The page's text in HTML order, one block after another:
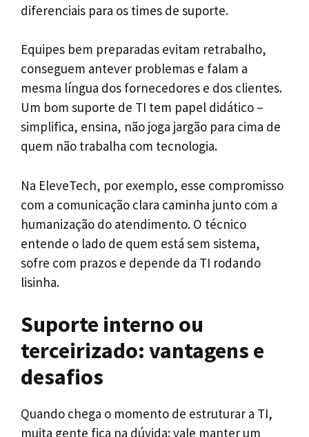
diferenciais para os times de suporte.
Equipes bem preparadas evitam retrabalho,
conseguem antever problemas e falam a
mesma língua dos fornecedores e dos clientes.
Um bom suporte de TI tem papel didático –
simplifica, ensina, não joga jargão para cima de
quem não trabalha com tecnologia.
Na EleveTech, por exemplo, esse compromisso
com a comunicação clara caminha junto com a
humanização do atendimento. O técnico
entende o lado de quem está sem sistema,
sofre com prazos e depende da TI rodando
lisinha.
Suporte interno ou
terceirizado: vantagens e
desafios
Quando chega o momento de estruturar a TI,
muita gente fica na dúvida: vale manter um